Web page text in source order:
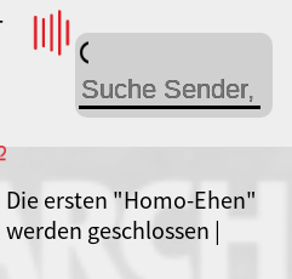
---
Die ersten "Homo-Ehen"
werden geschlossen |